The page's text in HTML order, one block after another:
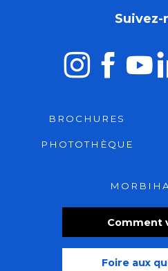
Comment
Foire aux
Suivez-
BROCHURES
PHOTOTHÈQUE